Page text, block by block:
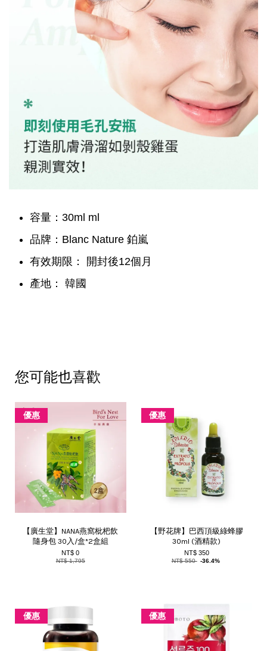
容量：30ml ml
品牌：Blanc Nature 鉑嵐
有效期限： 開封後12個月
產地： 韓國
您可能也喜歡
優惠
【廣生堂】NANA燕窩枇杷飲
隨身包 30入/盒*2盒組
NT$ 0
NT$ 1,795
優惠
【野花牌】巴西頂級綠蜂膠
30ml (酒精款)
NT$ 350
NT$ 550 -36.4%
優惠 優惠